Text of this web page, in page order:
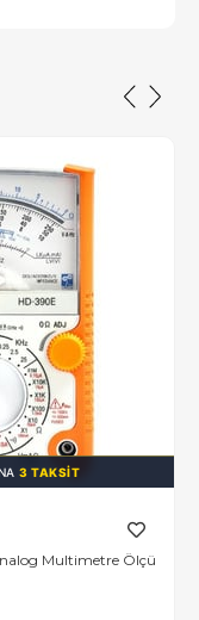
3 TAKSIT
Multimetre Ölçü